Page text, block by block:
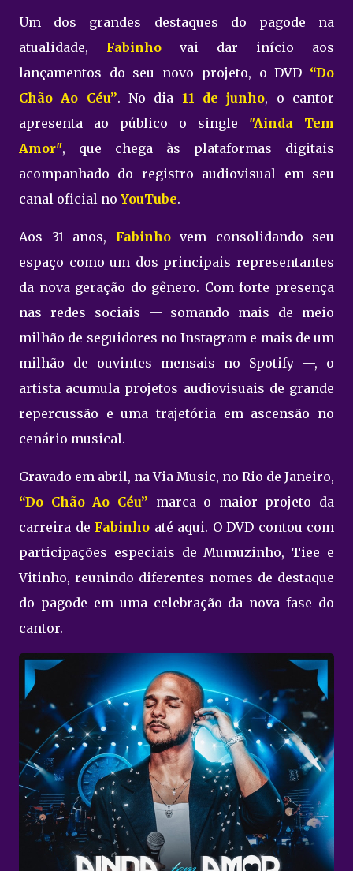
Um dos grandes destaques do pagode na
atualidade, Fabinho vai dar início aos
lançamentos do seu novo projeto, o DVD “Do
Chão Ao Céu”. No dia 11 de junho, o cantor
apresenta ao público o single "Ainda Tem
Amor", que chega às plataformas digitais
acompanhado do registro audiovisual em seu
canal oficial no YouTube.
Aos 31 anos, Fabinhovem consolidando seu
espaço como um dos principais representantes
da nova geração do gênero. Com forte presença
nas redes sociais — somando mais de meio
milhão de seguidores no Instagram e mais de um
milhão de ouvintes mensais no Spotify —, o
artista acumula projetos audiovisuais de grande
repercussão e uma trajetória em ascensão no
cenário musical.
Gravado em abril, na Via Music, no Rio de Janeiro,
“Do Chão Ao Céu” marca o maior projeto da
carreira de Fabinho até aqui. O DVD contou com
participações especiais de Mumuzinho, Tiee e
Vitinho, reunindo diferentes nomes de destaque
do pagode em uma celebração da nova fase do
cantor.